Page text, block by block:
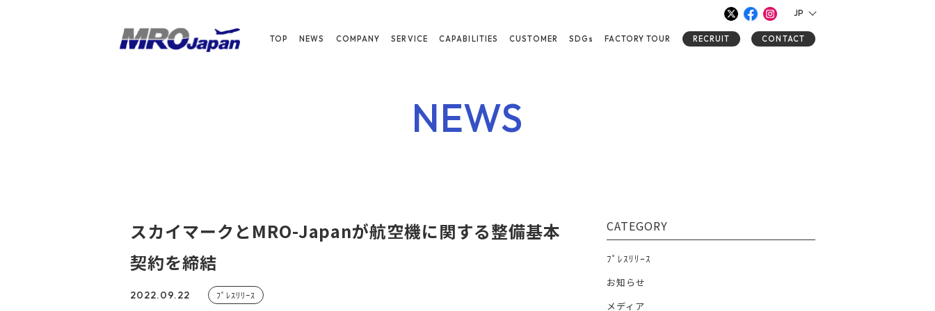
JP
TOP NEWS COMPANY SERVICE CAPABILITIES CUSTOMER SDGs FACTORY TOUR RECRUIT CONTACT
NEWS
スカイマークとMRO-Japanが航空機に関する整備基本
契約を締結
2022.09.22 ﾌﾟﾚｽﾘﾘｰｽ
CATEGORY
ﾌﾟﾚｽﾘﾘｰｽ
お知らせ
メディア